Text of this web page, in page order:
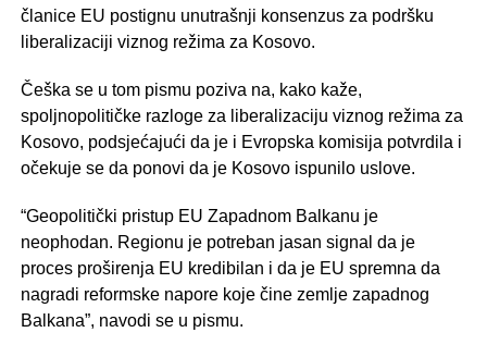
članice EU postignu unutrašnji konsenzus za podršku
liberalizaciji viznog režima za Kosovo.
Češka se u tom pismu poziva na, kako kaže,
spoljnopolitičke razloge za liberalizaciju viznog režima za
Kosovo, podsjećajući da je i Evropska komisija potvrdila i
očekuje se da ponovi da je Kosovo ispunilo uslove.
“Geopolitički pristup EU Zapadnom Balkanu je
neophodan. Regionu je potreban jasan signal da je
proces proširenja EU kredibilan i da je EU spremna da
nagradi reformske napore koje čine zemlje zapadnog
Balkana”, navodi se u pismu.